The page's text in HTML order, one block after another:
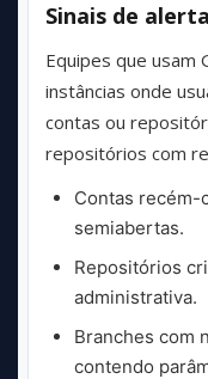
Sinais de alerta
Equipes que usam
instâncias onde
contas ou
repositórios com
Contas recém-
semiabertas.
Repositórios
administrativa.
Branches com
contendo